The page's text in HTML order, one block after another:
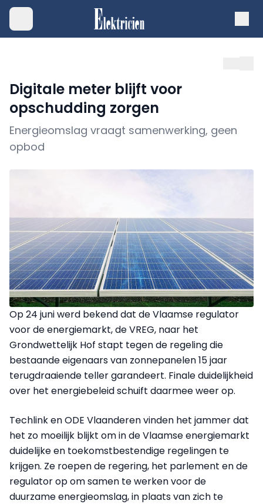
Digitale meter blijft voor
opschudding zorgen
Energieomslag vraagt samenwerking, geen
opbod
Op 24 juni werd bekend dat de Vlaamse regulator
voor de energiemarkt, de VREG, naar het
Grondwettelijk Hof stapt tegen de regeling die
bestaande eigenaars van zonnepanelen 15 jaar
terugdraaiende teller garandeert. Finale duidelijkheid
over het energiebeleid schuift daarmee weer op.
Techlink en ODE Vlaanderen vinden het jammer dat
het zo moeilijk blijkt om in de Vlaamse energiemarkt
duidelijke en toekomstbestendige regelingen te
krijgen. Ze roepen de regering, het parlement en de
regulator op om samen te werken voor de
duurzame energieomslag, in plaats van zich te